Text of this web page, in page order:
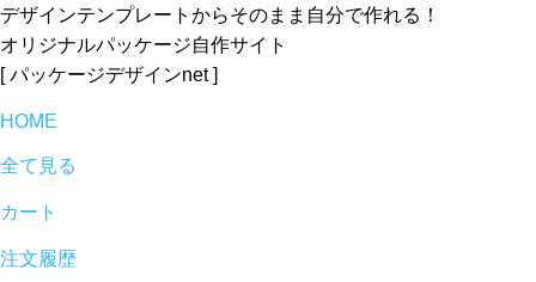
デザインテンプレートからそのまま自分で作れる！
オリジナルパッケージ自作サイト
[ パッケージデザインnet ]
HOME
全て見る
カート
注文履歴